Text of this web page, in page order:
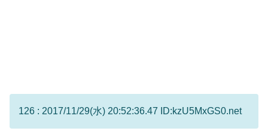
126 : 2017/11/29(水) 20:52:36.47 ID:kzU5MxGS0.net